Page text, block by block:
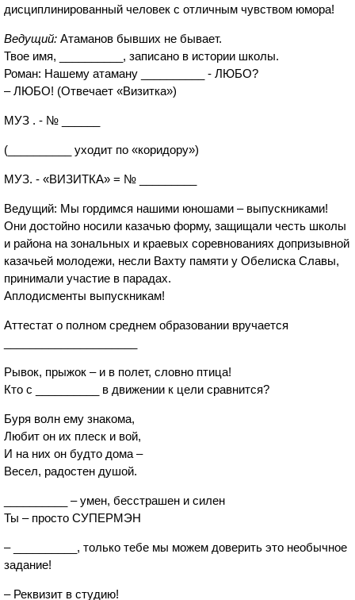
дисциплинированный человек с отличным чувством юмора!
Ведущий: Атаманов бывших не бывает.
Твое имя, __________, записано в истории школы.
Роман: Нашему атаману __________ - ЛЮБО?
– ЛЮБО! (Отвечает «Визитка»)
МУЗ . - № ______
(__________ уходит по «коридору»)
МУЗ. - «ВИЗИТКА» = № _________
Ведущий: Мы гордимся нашими юношами – выпускниками!
Они достойно носили казачью форму, защищали честь школы
и района на зональных и краевых соревнованиях допризывной
казачьей молодежи, несли Вахту памяти у Обелиска Славы,
принимали участие в парадах.
Аплодисменты выпускникам!
Аттестат о полном среднем образовании вручается
Рывок, прыжок – и в полет, словно птица!
Кто с __________ в движении к цели сравнится?
Буря волн ему знакома,
Любит он их плеск и вой,
И на них он будто дома –
Весел, радостен душой.
__________ – умен, бесстрашен и силен
Ты – просто СУПЕРМЭН
– __________, только тебе мы можем доверить это необычное
задание!
– Реквизит в студию!